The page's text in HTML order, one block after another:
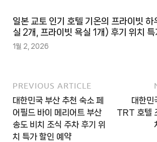
일본 교토 인기 호텔 기온의 프라이빗
실 2개, 프라이빗 욕실 1개) 후기 위치
1월 2, 2026
PREVIOUS ARTICLE
대한민국 부산 추천 숙소 페
어필드 바이 메리어트 부산
송도 비치 조식 주차 후기 위
치 특가 할인 예약
대한민
TRT 호텔